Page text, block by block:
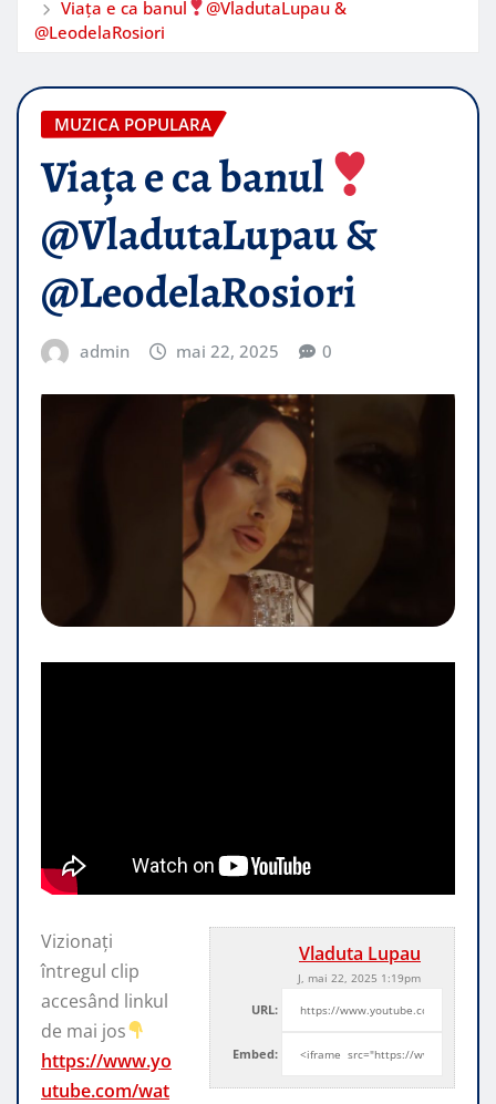
Viața e ca banul
@VladutaLupau &
@LeodelaRosiori
MUZICA POPULARA
Viața e ca banul
@VladutaLupau &
@LeodelaRosiori
admin mai 22, 2025 0
Vladuta Lupau
J, mai 22, 2025 1:19pm
URL:
Embed:
Vizionați
întregul clip
accesând linkul
de mai jos
https://www.yo
utube.com/wat